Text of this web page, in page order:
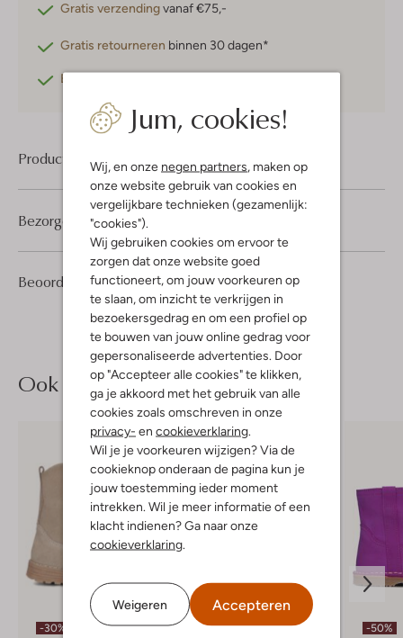
Jum, cookies!
Wij, en onze negen partners, maken op
onze website gebruik van cookies en
vergelijkbare technieken (gezamenlijk:
"cookies").
Wij gebruiken cookies om ervoor te
zorgen dat onze website goed
functioneert, om jouw voorkeuren op
te slaan, om inzicht te verkrijgen in
bezoekersgedrag en om een profiel op
te bouwen van jouw online gedrag voor
gepersonaliseerde advertenties. Door
op "Accepteer alle cookies" te klikken,
ga je akkoord met het gebruik van alle
cookies zoals omschreven in onze
privacy- en cookieverklaring.
Wil je je voorkeuren wijzigen? Via de
cookieknop onderaan de pagina kun je
jouw toestemming ieder moment
intrekken. Wil je meer informatie of een
klacht indienen? Ga naar onze
cookieverklaring.
Weigeren Accepteren
Gratis verzendingvanaf €75,-
Gratis retourneren binnen 30 dagen*
Betaal achteraf
Product informatie
Beoordelingen (1) 5/5
1
5
Sterren
Bezorgen & retourneren
Ook iets voor jou?
-30% -50%